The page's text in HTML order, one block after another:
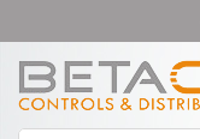
do menu
głównego
do
menu
w